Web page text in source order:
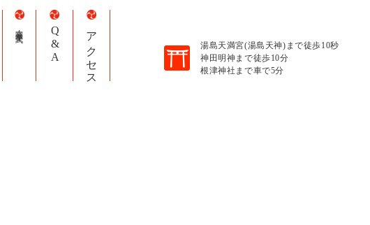
Q&A アクセス
湯島天満宮(湯島天神)まで徒歩10秒
神田明神まで徒歩10分
根津神社まで車で5分